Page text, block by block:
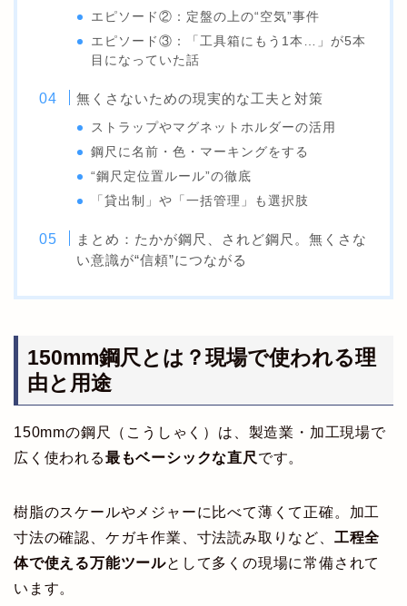
エピソード②：定盤の上の“空気”事件
エピソード③：「工具箱にもう1本…」が5本
目になっていた話
無くさないための現実的な工夫と対策
ストラップやマグネットホルダーの活用
鋼尺に名前・色・マーキングをする
“鋼尺定位置ルール”の徹底
「貸出制」や「一括管理」も選択肢
まとめ：たかが鋼尺、されど鋼尺。無くさな
い意識が“信頼”につながる
150mm鋼尺とは？現場で使われる理
由と用途
150mmの鋼尺（こうしゃく）は、製造業・加工現場で
広く使われる最もベーシックな直尺 です。
樹脂のスケールやメジャーに比べて薄くて正確。加工
寸法の確認、ケガキ作業、寸法読み取りなど、 工程全
体で使える万能ツールとして多くの現場に常備されて
います。